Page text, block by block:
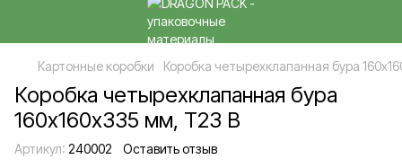
Картонные коробки Коробка четырехклапанная бура
Коробка четырехклапанная бура
160х160х335 мм, Т23 B
Артикул: 240002 Оставить отзыв